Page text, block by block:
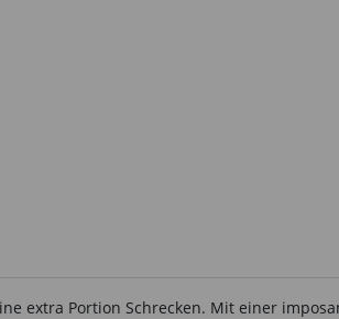
extra Portion Schrecken. Mit einer